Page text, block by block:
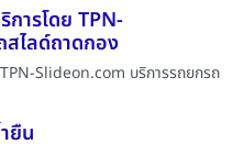
ารโดย TPN-
ไลด์ถาดกอง
Slideon.com บริการรถยกรถ
ยืน